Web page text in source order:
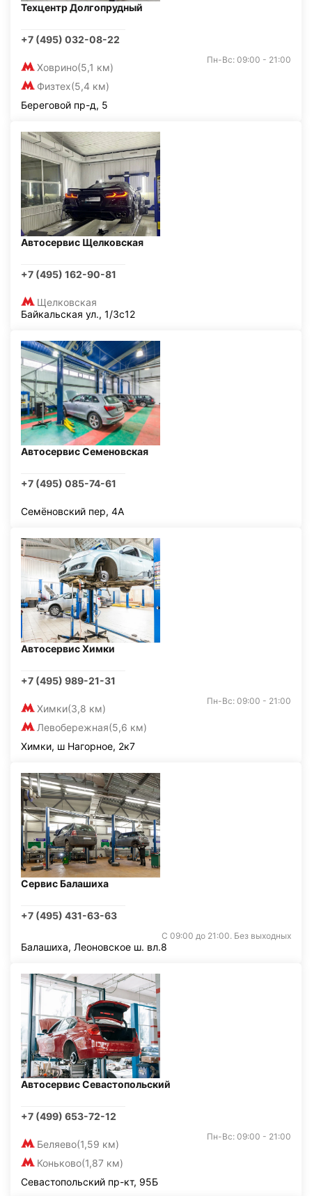
Техцентр Долгопрудный
+7 (495) 032-08-22
Ховрино(5,1 км)
Физтех(5,4 км)
Пн-Вс: 09:00 - 21:00
Береговой пр-д, 5
Автосервис Щелковская
+7 (495) 162-90-81
Щелковская
Байкальская ул., 1/3с12
Автосервис Семеновская
+7 (495) 085-74-61
Семёновский пер, 4А
Автосервис Химки
+7 (495) 989-21-31
Химки(3,8 км)
Левобережная(5,6 км)
Пн-Вс: 09:00 - 21:00
Химки, ш Нагорное, 2к7
Сервис Балашиха
+7 (495) 431-63-63
С 09:00 до 21:00. Без выходных
Балашиха, Леоновское ш. вл.8
Автосервис Севастопольский
+7 (499) 653-72-12
Беляево(1,59 км)
Коньково(1,87 км)
Пн-Вс: 09:00 - 21:00
Севастопольский пр-кт, 95Б